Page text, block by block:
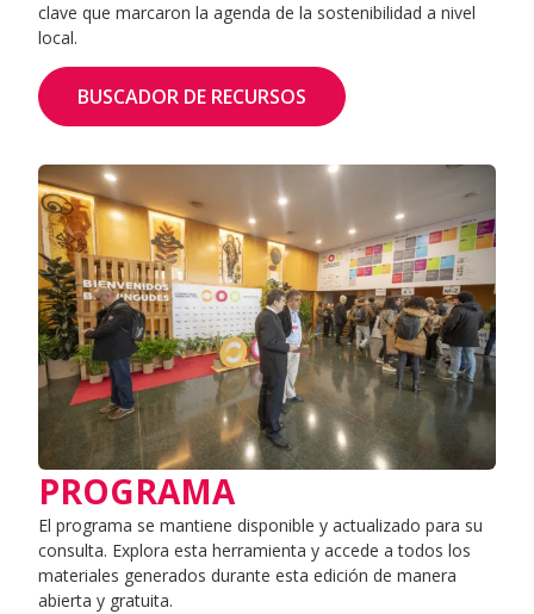
clave que marcaron la agenda de la sostenibilidad a nivel
local.
BUSCADOR DE RECURSOS
PROGRAMA
El programa se mantiene disponible y actualizado para su
consulta. Explora esta herramienta y accede a todos los
materiales generados durante esta edición de manera
abierta y gratuita.